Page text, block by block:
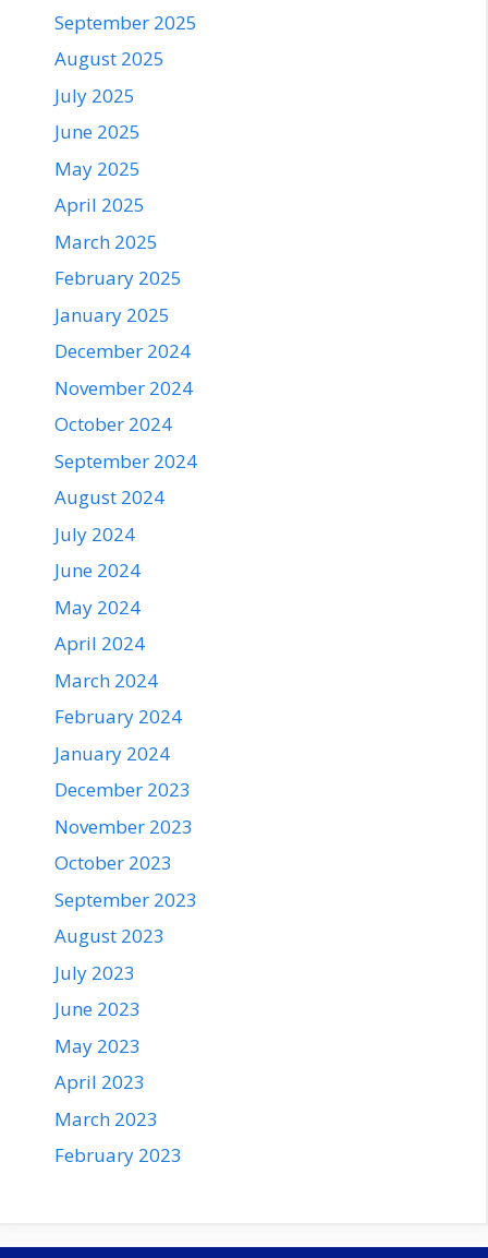
September 2025
August 2025
July 2025
June 2025
May 2025
April 2025
March 2025
February 2025
January 2025
December 2024
November 2024
October 2024
September 2024
August 2024
July 2024
June 2024
May 2024
April 2024
March 2024
February 2024
January 2024
December 2023
November 2023
October 2023
September 2023
August 2023
July 2023
June 2023
May 2023
April 2023
March 2023
February 2023